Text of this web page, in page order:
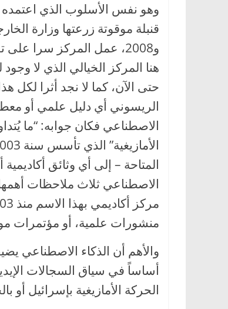
وهو نفس الأسلوب الذي
هنا المركز الخيالي الذي لا
حتى الآن، كما لا نجد أثرا لكل
الريسوني أي دليل علمي أو
الاصطناعي فكان جوابه: “ما
المتاحة – إلى أي وثائق
الاصطناعي ثلاث ملاحظات
منشورات علمية، أو مؤتمرات
والأهم أن الذكاء الاصطناعي
أساساً في سياق السجالات
الحركة الأمازيغية بإسرائيل أو